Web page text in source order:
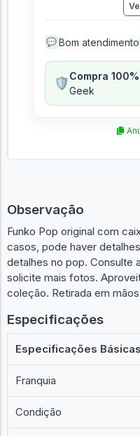
💬 Bom atendimento
🛡️Compra 100%
Geek
Observação
Funko Pop original com
casos, pode haver
detalhes no pop. Consulte
solicite mais fotos.
coleção. Retirada em
Especificações
Especificações Básicas
Franquia
Condição